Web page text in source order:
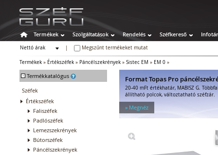
Termékek Szolgáltatások Rendelés Széfkereső Infotár
Nettó árak
Megszűnt termékeket mutat
Termékek » Értékszéfek » Páncélszekrények » Sistec EM » EM 0 »
- Termékkatalógus
Széfek
Értékszéfek
Faliszéfek
Padlószéfek
Lemezszekrények
Bútorszéfek
Páncélszekrények
Format Topas Pro
20-40 mFt értékhatár, MABISZ G.
állítható polcok, változtatható széfzár.
» Megnéz